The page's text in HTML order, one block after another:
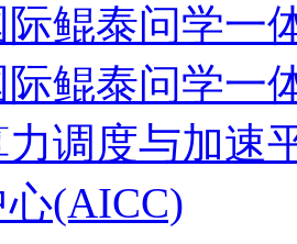
鲲泰问学一
鲲泰问学一
调度与加速
(AICC)